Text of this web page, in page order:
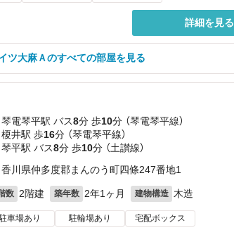
詳細を見る
ツ大麻Ａのすべての部屋を見る
琴電琴平駅 バス8分 歩10分 （琴電琴平線）
榎井駅 歩16分 （琴電琴平線）
琴平駅 バス8分 歩10分 （土讃線）
香川県仲多度郡まんのう町四條247番地1
数 2階建 築年数 2年1ヶ月 建物構造 木造
車場あり 駐輪場あり 宅配ボックス